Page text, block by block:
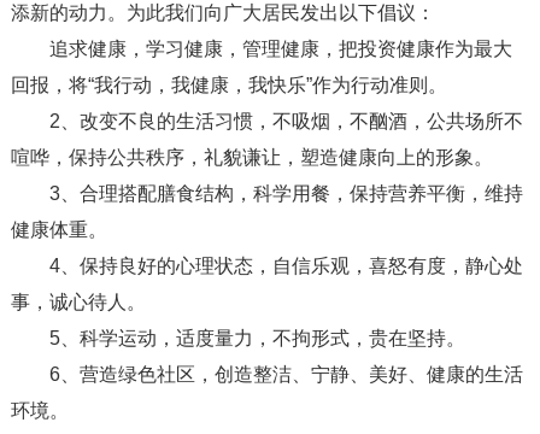
添新的动力。为此我们向广大居民发出以下倡议：
追求健康，学习健康，管理健康，把投资健康作为最大
回报，将“我行动，我健康，我快乐”作为行动准则。
2、改变不良的生活习惯，不吸烟，不酗酒，公共场所不
喧哗，保持公共秩序，礼貌谦让，塑造健康向上的形象。
3、合理搭配膳食结构，科学用餐，保持营养平衡，维持
健康体重。
4、保持良好的心理状态，自信乐观，喜怒有度，静心处
事，诚心待人。
5、科学运动，适度量力，不拘形式，贵在坚持。
6、营造绿色社区，创造整洁、宁静、美好、健康的生活
环境。